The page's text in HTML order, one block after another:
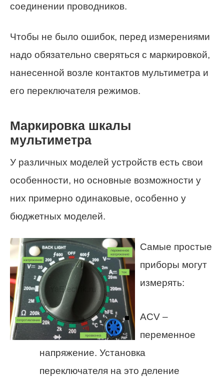
соединении проводников.
Чтобы не было ошибок, перед измерениями
надо обязательно сверяться с маркировкой,
нанесенной возле контактов мультиметра и
его переключателя режимов.
Маркировка шкалы
мультиметра
У различных моделей устройств есть свои
особенности, но основные возможности у
них примерно одинаковые, особенно у
бюджетных моделей.
Самые простые
приборы могут
измерять:
ACV –
переменное
напряжение. Установка
переключателя на это деление